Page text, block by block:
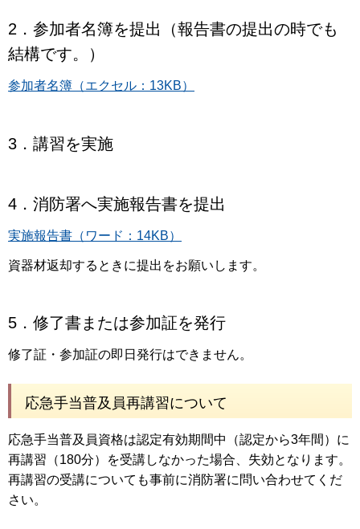
2．参加者名簿を提出（報告書の提出の時でも
結構です。）
参加者名簿（エクセル：13KB）
3．講習を実施
4．消防署へ実施報告書を提出
実施報告書（ワード：14KB）
資器材返却するときに提出をお願いします。
5．修了書または参加証を発行
修了証・参加証の即日発行はできません。
応急手当普及員再講習について
応急手当普及員資格は認定有効期間中（認定から3年間）に
再講習（180分）を受講しなかった場合、失効となります。
再講習の受講についても事前に消防署に問い合わせてくだ
さい。